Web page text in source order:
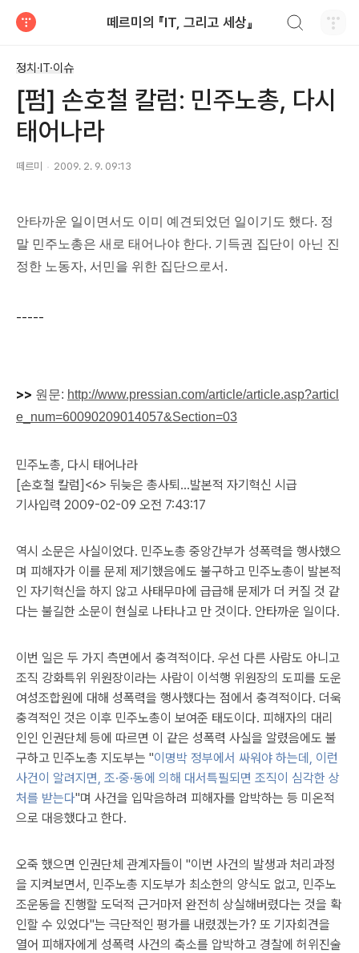
떼르미의 『IT, 그리고 세상』
정치·IT·이슈
[펌] 손호철 칼럼: 민주노총, 다시
태어나라
떼르미 2009. 2. 9. 09:13
안타까운 일이면서도 이미 예견되었던 일이기도 했다. 정
말 민주노총은 새로 태어나야 한다. 기득권 집단이 아닌 진
정한 노동자, 서민을 위한 집단으로서.
-----
>> 원문: http://www.pressian.com/article/article.asp?articl
e_num=60090209014057&Section=03
민주노총, 다시 태어나라
[손호철 칼럼]<6> 뒤늦은 총사퇴…발본적 자기혁신 시급
기사입력 2009-02-09 오전 7:43:17
역시 소문은 사실이었다. 민주노총 중앙간부가 성폭력을 행사했으
며 피해자가 이를 문제 제기했음에도 불구하고 민주노총이 발본적
인 자기혁신을 하지 않고 사태무마에 급급해 문제가 더 커질 것 같
다는 불길한 소문이 현실로 나타나고 만 것이다. 안타까운 일이다.
이번 일은 두 가지 측면에서 충격적이다. 우선 다른 사람도 아니고
조직 강화특위 위원장이라는 사람이 이석행 위원장의 도피를 도운
여성조합원에 대해 성폭력을 행사했다는 점에서 충격적이다. 더욱
충격적인 것은 이후 민주노총이 보여준 태도이다. 피해자의 대리
인인 인권단체 등에 따르면 이 같은 성폭력 사실을 알렸음에도 불
구하고 민주노총 지도부는 "이명박 정부에서 싸워야 하는데, 이런
사건이 알려지면, 조·중·동에 의해 대서특필되면 조직이 심각한 상
처를 받는다"며 사건을 입막음하려 피해자를 압박하는 등 미온적
으로 대응했다고 한다.
오죽 했으면 인권단체 관계자들이 "이번 사건의 발생과 처리과정
을 지켜보면서, 민주노총 지도부가 최소한의 양식도 없고, 민주노
조운동을 진행할 도덕적 근거마저 완전히 상실해버렸다는 것을 확
인할 수 있었다"는 극단적인 평가를 내렸겠는가? 또 기자회견을
열어 피해자에게 성폭력 사건의 축소를 압박하고 경찰에 허위진술